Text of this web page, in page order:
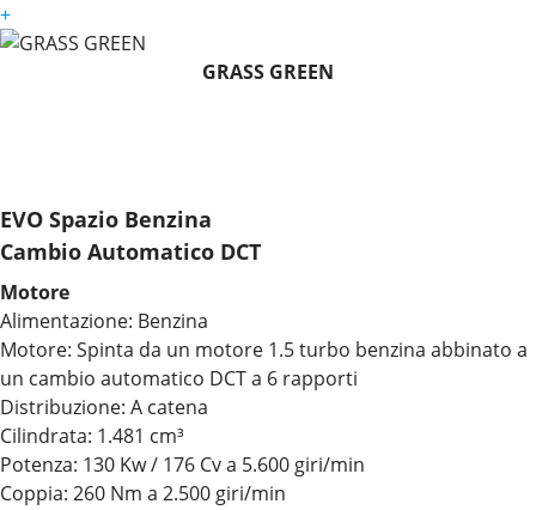
+
GRASS GREEN
EVO Spazio Benzina
Cambio Automatico DCT
Motore
Alimentazione: Benzina
Motore: Spinta da un motore 1.5 turbo benzina abbinato a
un cambio automatico DCT a 6 rapporti
Distribuzione: A catena
Cilindrata: 1.481 cm³
Potenza: 130 Kw / 176 Cv a 5.600 giri/min
Coppia: 260 Nm a 2.500 giri/min